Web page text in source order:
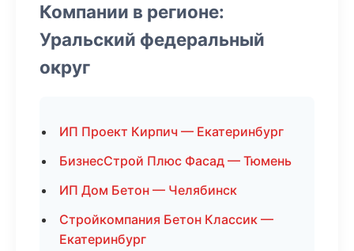
Компании в регионе:
Уральский федеральный
округ
ИП Проект Кирпич — Екатеринбург
БизнесСтрой Плюс Фасад — Тюмень
ИП Дом Бетон — Челябинск
Стройкомпания Бетон Классик —
Екатеринбург